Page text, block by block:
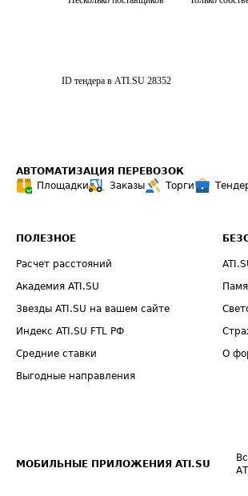
ID тендера в ATI.SU 28352
АВТОМАТИЗАЦИЯ ПЕРЕВОЗОК
Площадки
Заказы Торги
ПОЛЕЗНОЕ
Расчет расстояний
Академия ATI.SU
Звезды ATI.SU на вашем сайте
Индекс ATI.SU FTL РФ
Средние ставки
Выгодные направления
О
МОБИЛЬНЫЕ ПРИЛОЖЕНИЯ ATI.SU